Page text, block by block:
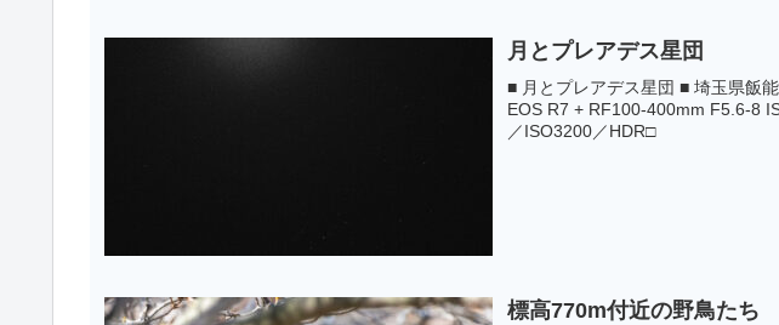
月とプレアデス星団
■ 月とプレアデス星団 ■ 埼玉県飯
EOS R7 + RF100-400mm F5.6-8
／ISO3200／HDR□
標高770m付近の野鳥たち